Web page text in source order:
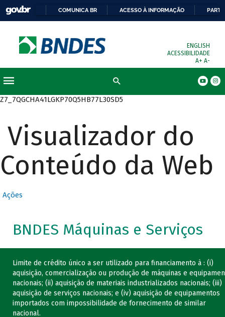
COMUNICA BR ACESSO À INFORMAÇÃO
ENGLISH
ACESSIBILIDADE
A+ A-
Z7_7QGCHA41LGKP70Q5HB77L30SD5
Visualizador do
Conteúdo da Web
Ações
BNDES Máquinas e Serviços
Limite de crédito único a ser utilizado para financiamento à : (i)
aquisição, comercialização ou produção de máquinas e
nacionais; (ii) aquisição de materiais industrializados nacionais; (iii)
aquisição de serviços nacionais; e (iv) aquisição de equipamentos
importados com impossibilidade de fornecimento de similar
nacional.